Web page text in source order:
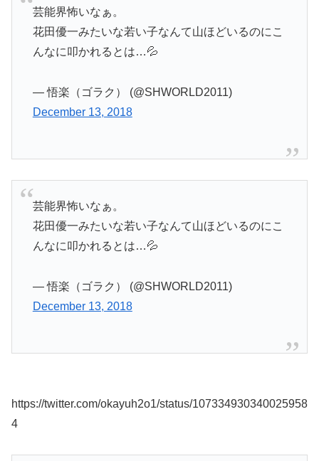
芸能界怖いなぁ。
花田優一みたいな若い子なんて山ほどいるのにこ
んなに叩かれるとは…💦
— 悟楽（ゴラク） (@SHWORLD2011)
December 13, 2018
芸能界怖いなぁ。
花田優一みたいな若い子なんて山ほどいるのにこ
んなに叩かれるとは…💦
— 悟楽（ゴラク） (@SHWORLD2011)
December 13, 2018
https://twitter.com/okayuh2o1/status/107334930340025958
4